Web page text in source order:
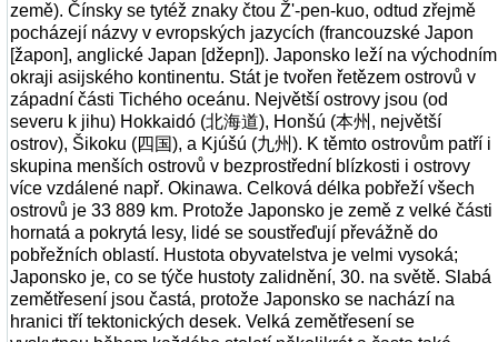
země). Čínsky se tytéž znaky čtou Ž'-pen-kuo, odtud zřejmě
pocházejí názvy v evropských jazycích (francouzské Japon
[žapon], anglické Japan [džepn]). Japonsko leží na východním
okraji asijského kontinentu. Stát je tvořen řetězem ostrovů v
západní části Tichého oceánu. Největší ostrovy jsou (od
severu k jihu) Hokkaidó (北海道), Honšú (本州, největší
ostrov), Šikoku (四国), a Kjúšú (九州). K těmto ostrovům patří i
skupina menších ostrovů v bezprostřední blízkosti i ostrovy
více vzdálené např. Okinawa. Celková délka pobřeží všech
ostrovů je 33 889 km. Protože Japonsko je země z velké části
hornatá a pokrytá lesy, lidé se soustřeďují převážně do
pobřežních oblastí. Hustota obyvatelstva je velmi vysoká;
Japonsko je, co se týče hustoty zalidnění, 30. na světě. Slabá
zemětřesení jsou častá, protože Japonsko se nachází na
hranici tří tektonických desek. Velká zemětřesení se